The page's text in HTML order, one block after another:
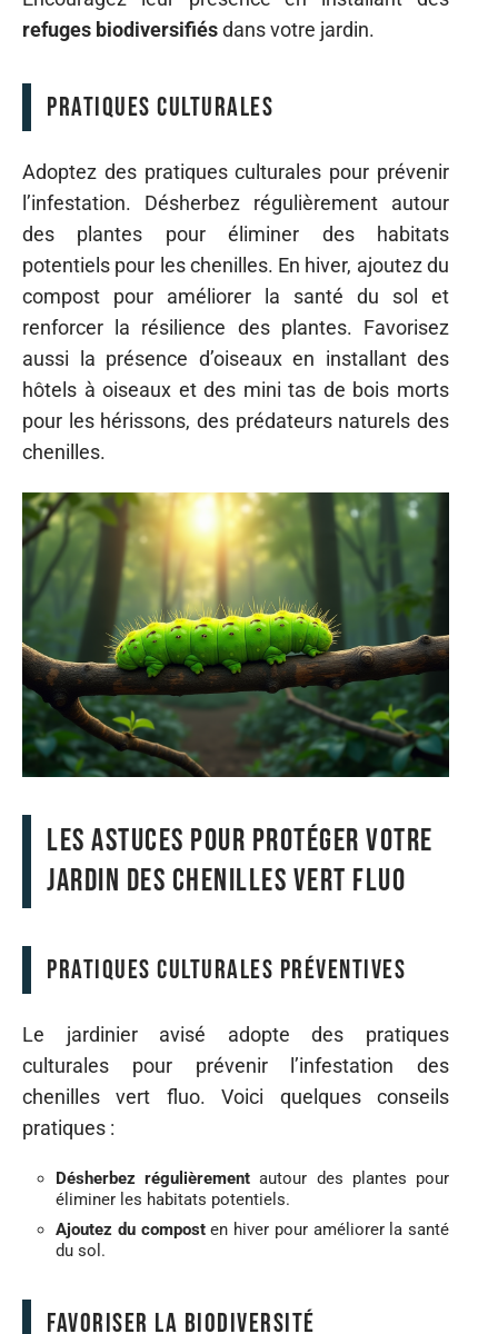
refuges biodiversifiésdans votre jardin.
Pratiques culturales
Adoptez des pratiques culturales pour prévenir
l’infestation. Désherbez régulièrement autour
des plantes pour éliminer des habitats
potentiels pour les chenilles. En hiver, ajoutez du
compost pour améliorer la santé du sol et
renforcer la résilience des plantes. Favorisez
aussi la présence d’oiseaux en installant des
hôtels à oiseaux et des mini tas de bois morts
pour les hérissons, des prédateurs naturels des
chenilles.
Les astuces pour protéger votre
jardin des chenilles vert fluo
Pratiques culturales préventives
Le jardinier avisé adopte des pratiques
culturales pour prévenir l’infestation des
chenilles vert fluo. Voici quelques conseils
pratiques :
Désherbez régulièrement autour des plantes pour
éliminer les habitats potentiels.
Ajoutez du composten hiver pour améliorer la santé
du sol.
Favoriser la biodiversité